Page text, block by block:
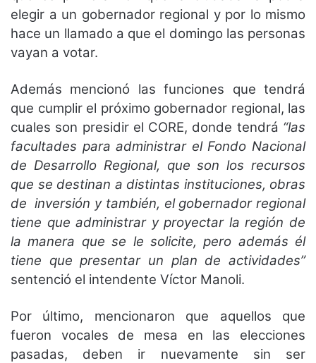
elegir a un gobernador regional y por lo mismo
hace un llamado a que el domingo las personas
vayan a votar.
Además mencionó las funciones que tendrá
que cumplir el próximo gobernador regional, las
cuales son presidir el CORE, donde tendrá “las
facultades para administrar el Fondo Nacional
de Desarrollo Regional, que son los recursos
que se destinan a distintas instituciones, obras
de inversión y también, el gobernador regional
tiene que administrar y proyectar la región de
la manera que se le solicite, pero además él
tiene que presentar un plan de actividades”
sentenció el intendente Víctor Manoli.
Por último, mencionaron que aquellos que
fueron vocales de mesa en las elecciones
pasadas, deben ir nuevamente sin ser